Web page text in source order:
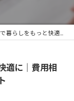
に｜費用相場・工事内容・失敗しないポイント
適に｜費用相